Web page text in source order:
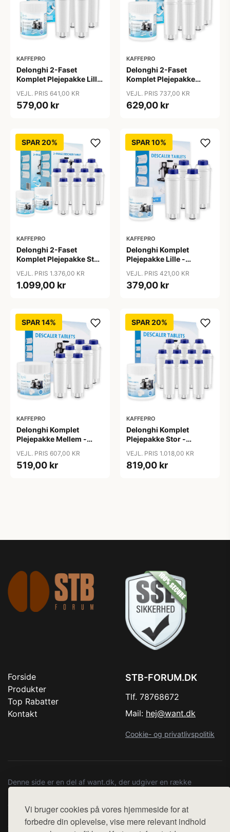
Vi bruger cookies på vores hjemmeside for at
forbedre din oplevelse, vise mere relevant indhold
KAFFEPRO
Delonghi 2-Faset
Komplet Plejepakke Lille
Afkalkningstabs - Lille
VEJL. PRIS 641,00 KR
579,00 kr
KAFFEPRO
Delonghi 2-Faset
Komplet Plejepakke
Rengøring &
Afkalkningstabs -
VEJL. PRIS 737,00 KR
629,00 kr
SPAR 20%
KAFFEPRO
Delonghi 2-Faset
Komplet Plejepakke Stor
Afkalkningstabs - Stor
VEJL. PRIS 1.376,00 KR
1.099,00 kr
SPAR 10%
KAFFEPRO
Delonghi Komplet
Plejepakke Lille -
Rengøringstabs - Lille
VEJL. PRIS 421,00 KR
379,00 kr
SPAR 14%
KAFFEPRO
Delonghi Komplet
Plejepakke Mellem -
Rengøringstabs -
Mellem
VEJL. PRIS 607,00 KR
519,00 kr
SPAR 20%
KAFFEPRO
Delonghi Komplet
Plejepakke Stor -
Rengøringstabs - Stor
VEJL. PRIS 1.018,00 KR
819,00 kr
Forside
Produkter
Top Rabatter
Kontakt
STB-FORUM.DK
Tlf. 78768672
Mail: hej@want.dk
Cookie- og privatlivspolitik
Denne side er en del af want.dk, der udgiver en række
diverse webshops. Der sælges ikke varer fra denne side - vi
henviser til de shops, som sælger varen. Vi har heller ikke
varerne på lager.